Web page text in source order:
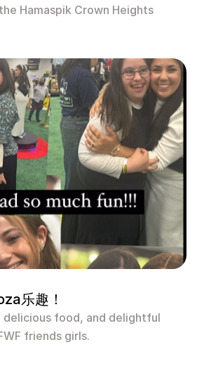
Hamaspik Crown Heights
乐趣！
delicious food, and delightful
friends girls.